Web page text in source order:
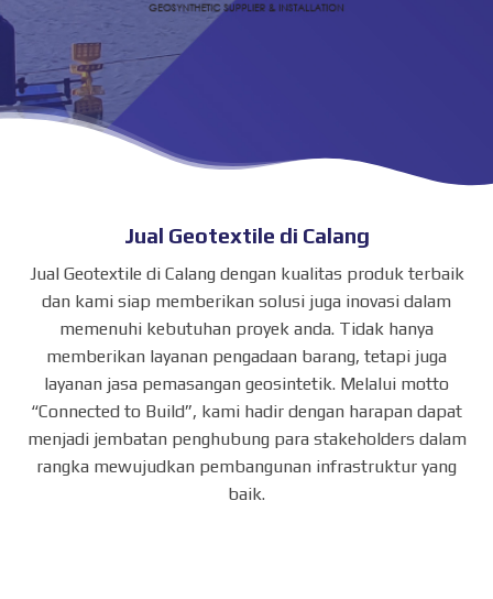
Jual Geotextile di Calang
Jual Geotextile di Calang dengan kualitas produk terbaik
dan kami siap memberikan solusi juga inovasi dalam
memenuhi kebutuhan proyek anda. Tidak hanya
memberikan layanan pengadaan barang, tetapi juga
layanan jasa pemasangan geosintetik. Melalui motto
“Connected to Build”, kami hadir dengan harapan dapat
menjadi jembatan penghubung para stakeholders dalam
rangka mewujudkan pembangunan infrastruktur yang
baik.